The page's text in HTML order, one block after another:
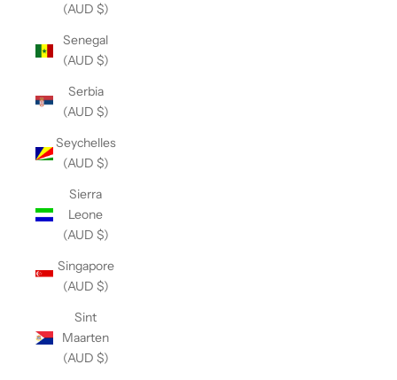
(AUD $)
Senegal
(AUD $)
Serbia
(AUD $)
Seychelles
(AUD $)
Sierra
Leone
(AUD $)
Singapore
(AUD $)
Sint
Maarten
(AUD $)